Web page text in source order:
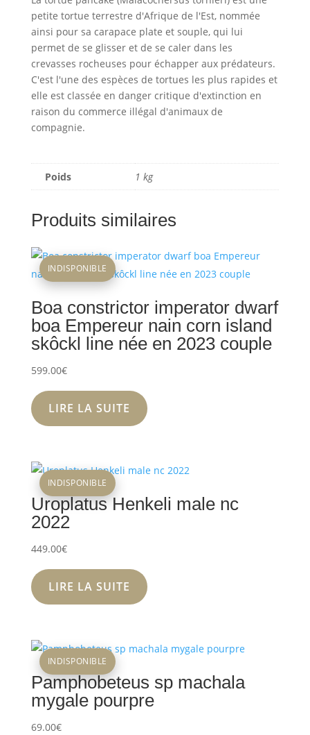
petite tortue terrestre d'Afrique de l'Est, nommée
ainsi pour sa carapace plate et souple, qui lui
permet de se glisser et de se caler dans les
crevasses rocheuses pour échapper aux prédateurs.
C'est l'une des espèces de tortues les plus rapides et
elle est classée en danger critique d'extinction en
raison du commerce illégal d'animaux de
compagnie.
Poids 1 kg
Produits similaires
Boa constrictor imperator dwarf
boa Empereur nain corn island
skôckl line née en 2023 couple
599.00€
INDISPONIBLE
LIRE LA SUITE
Uroplatus Henkeli male nc
2022
449.00€
INDISPONIBLE
LIRE LA SUITE
Pamphobeteus sp machala
mygale pourpre
69.00€
INDISPONIBLE